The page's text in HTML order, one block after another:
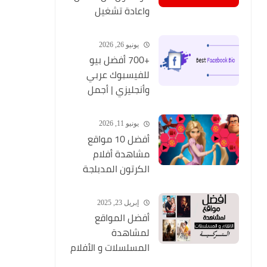
واعادة تشغيل
يونيو 26, 2026
+700 أفضل بيو
للفيسبوك عربي
وأنجليزي | أجمل
للفيسبوك 2026
Facebook Stylish Bio
يونيو 11, 2026
أفضل 10 مواقع
مشاهدة أفلام
الكرتون المدبلجة
إبريل 23, 2025
أفضل المواقع
لمشاهدة
المسلسلات و الأفلام